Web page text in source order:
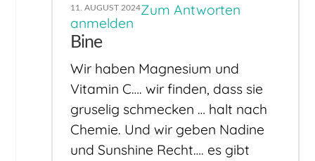
11. AUGUST 2024Zum Antworten
anmelden
Bine
Wir haben Magnesium und
Vitamin C…. wir finden, dass sie
gruselig schmecken … halt nach
Chemie. Und wir geben Nadine
und Sunshine Recht…. es gibt